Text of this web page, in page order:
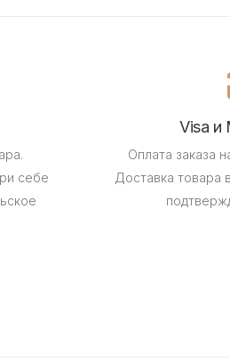
себе
Visa и
Оплата заказа
Доставка товара